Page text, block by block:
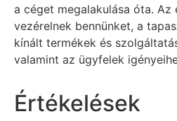
a céget megalakulása óta. Az
vezérelnek bennünket, a
kínált termékek és
valamint az ügyfelek
Értékelések